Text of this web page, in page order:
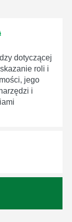
dotyczącej
roli i
jego
i